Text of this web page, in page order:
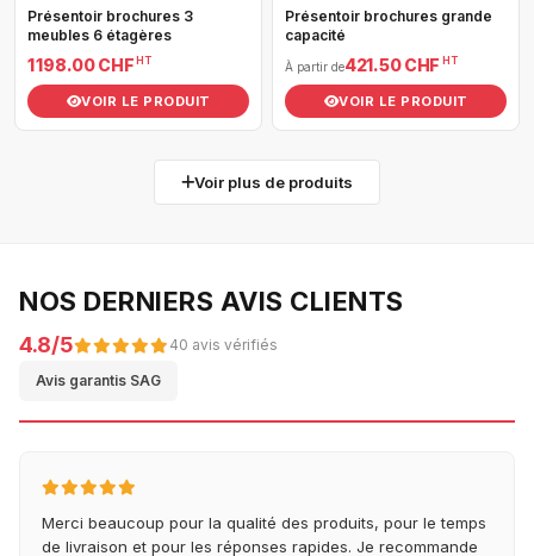
Présentoir brochures 3
meubles 6 étagères
1 198.00 CHF HT
VOIR LE PRODUIT
Présentoir brochures grande
capacité
À partir de421.50 CHF HT
VOIR LE PRODUIT
Voir plus de produits
NOS DERNIERS AVIS CLIENTS
4.8/5 40 avis vérifiés
Avis garantis SAG
Merci beaucoup pour la qualité des produits, pour le temps
de livraison et pour les réponses rapides. Je recommande